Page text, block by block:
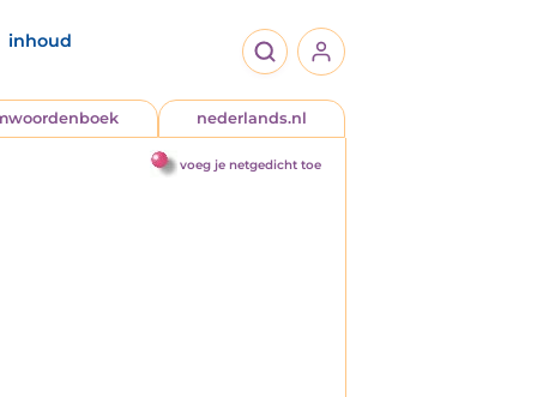
inhoud
nederlands.nl
voeg je netgedicht toe